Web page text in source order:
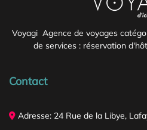
Voyagi Agence de voyages
de services : réservation
Contact
Adresse: 24 Rue de la Libye,